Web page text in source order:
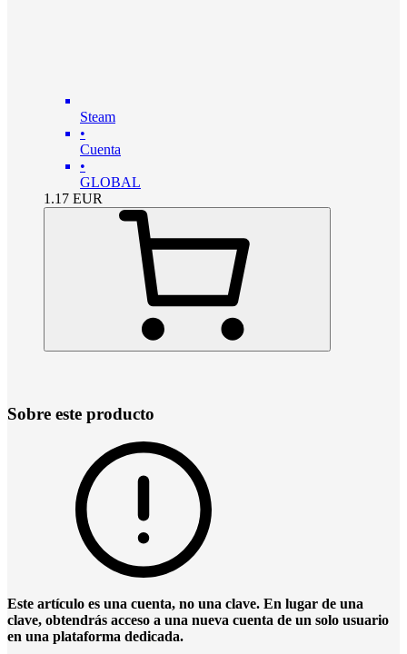
Steam
•
Cuenta
•
GLOBAL
1.17 EUR
Sobre este producto
Este artículo es una cuenta, no una clave. En lugar de una
clave, obtendrás acceso a una nueva cuenta de un solo usuario
en una plataforma dedicada.